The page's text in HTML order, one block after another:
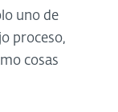
uno de
proceso,
cosas